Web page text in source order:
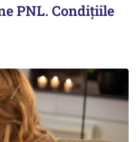
PNL. Condițiile